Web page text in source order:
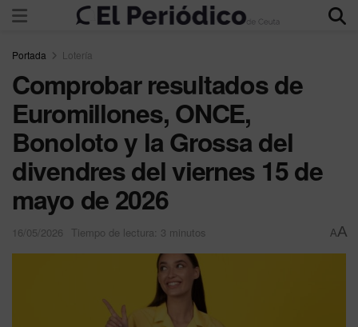
Portada Lotería
Comprobar resultados de
Euromillones, ONCE,
Bonoloto y la Grossa del
divendres del viernes 15 de
mayo de 2026
16/05/2026 Tiempo de lectura: 3 minutos AA